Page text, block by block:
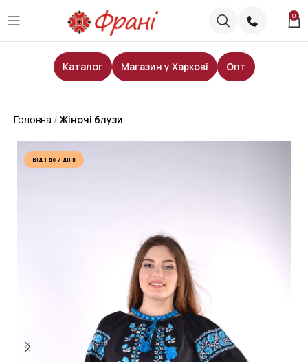
0
Каталог Магазин у Харкові Опт
Головна Жіночі блузи
Від 1 до 7 днів